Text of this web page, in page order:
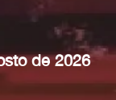
de 2026